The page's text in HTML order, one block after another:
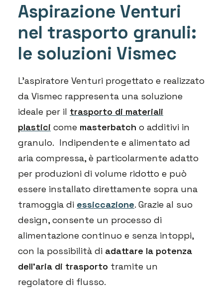
Aspirazione Venturi
nel trasporto granuli:
le soluzioni Vismec
L’aspiratore Venturi progettato e realizzato
da Vismec rappresenta una soluzione
ideale per il trasporto di materiali
plastici come masterbatch o additivi in
granulo. Indipendente e alimentato ad
aria compressa, è particolarmente adatto
per produzioni di volume ridotto e può
essere installato direttamente sopra una
tramoggia di essiccazione. Grazie al suo
design, consente un processo di
alimentazione continuo e senza intoppi,
con la possibilità di adattare la potenza
dell’aria di trasporto tramite un
regolatore di flusso.